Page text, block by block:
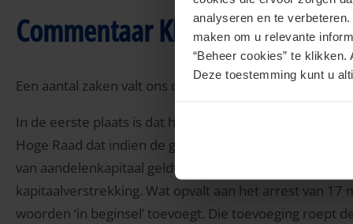
analyseren en te
maken om u relevante
“Beheer cookies” te
Deze toestemming kunt u
Commentaar KPMG Meijburg &
Een aantal zaken valt ons op aan het arrest.
In de eerste plaats is dat het volgende: tot aan 17
Hoge Raad dat indien de geldverstrekking naar
van aandelenkapitaal geldt, zij voor de toepassing van
kapitaalverstrekking. Wat opvalt aan het arrest van 17
woorden ‘in beginsel’ toevoegt. Die toevoeging roept